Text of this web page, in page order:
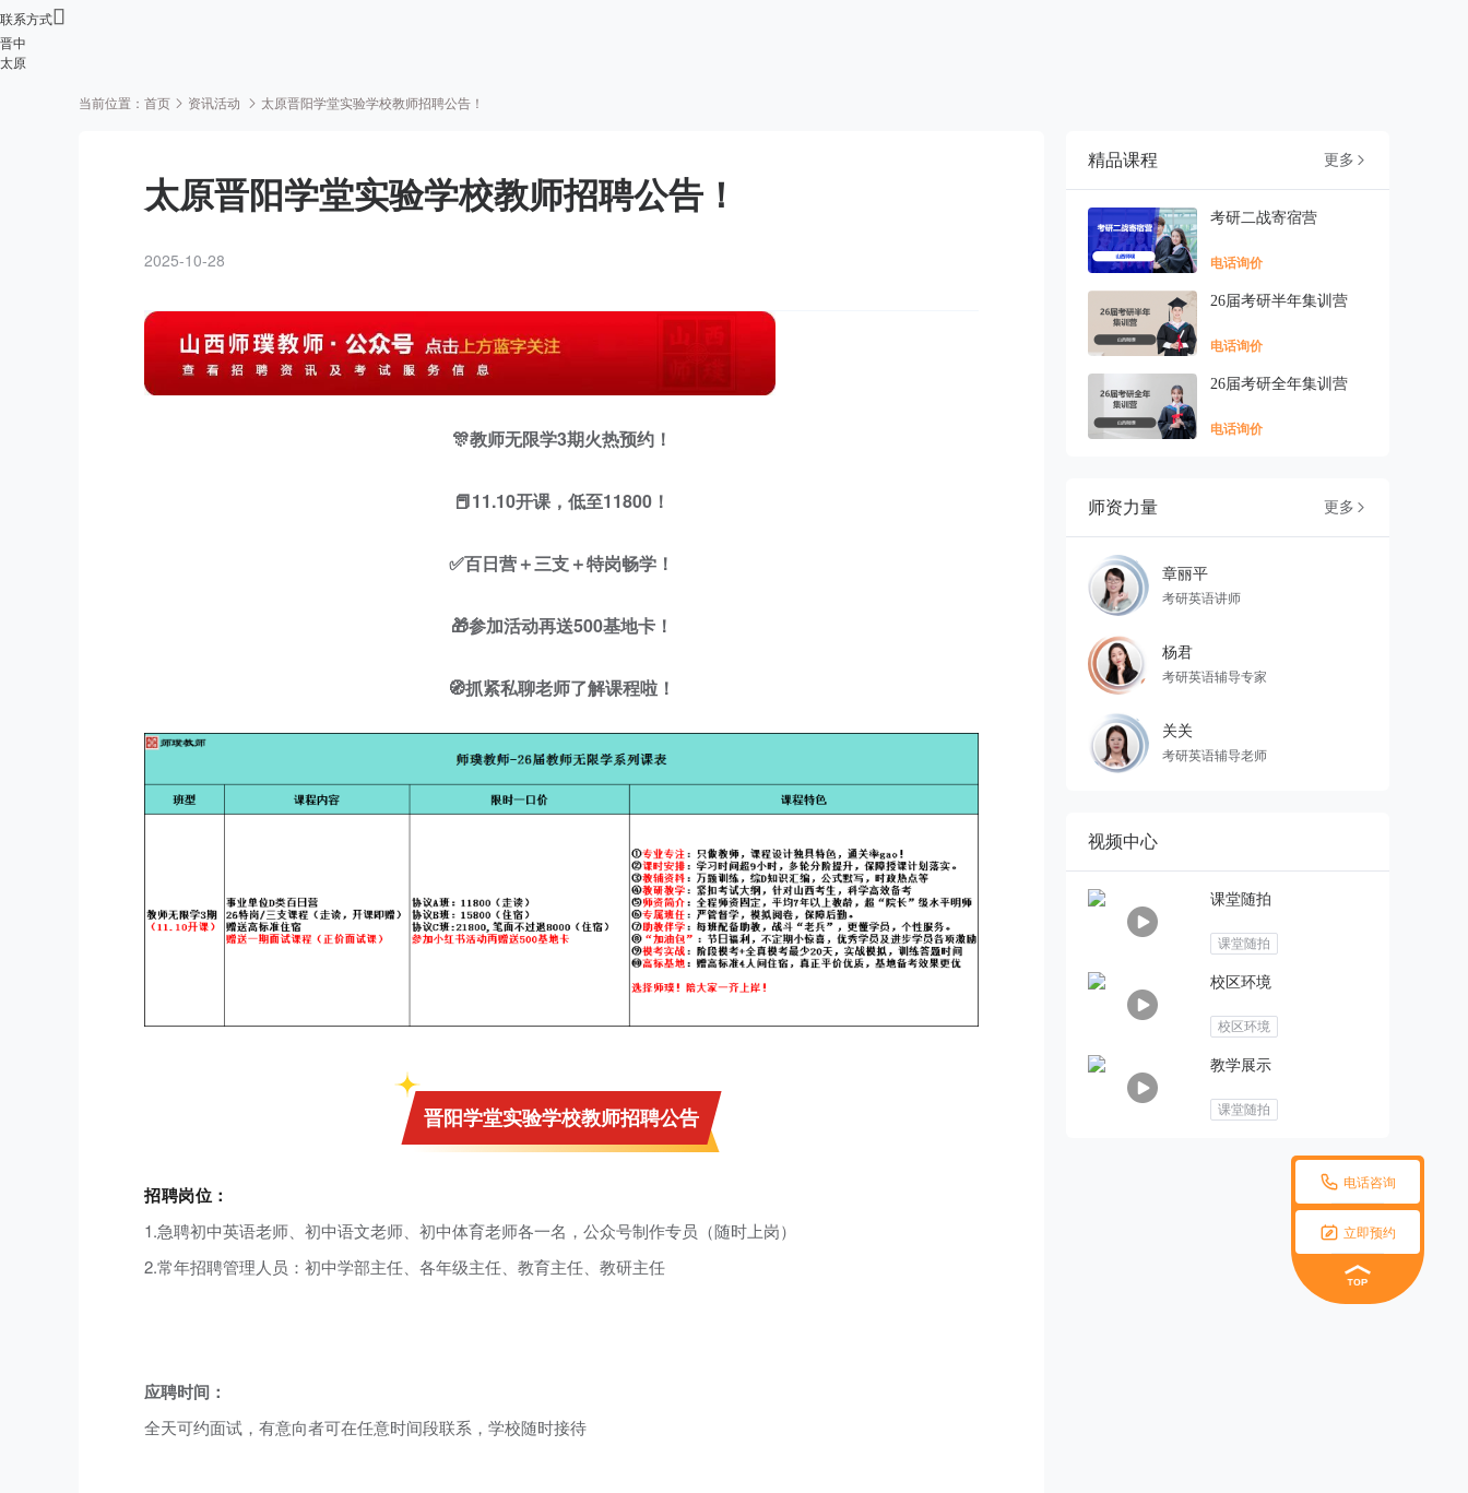
联系方式
晋中
太原
 电话咨询
 立即预约
当前位置： 首页 资讯活动 太原晋阳学堂实验学校教师招聘公告！
太原晋阳学堂实验学校教师招聘公告！
2025-10-28
🎊教师无限学3期火热预约！
📕11.10开课，低至11800！
✅百日营＋三支＋特岗畅学！
🎁参加活动再送500基地卡！
🧭抓紧私聊老师了解课程啦！
晋阳学堂实验学校教师招聘公告
招聘岗位：
1.急聘初中英语老师、初中语文老师、初中体育老师各一名，公众号制作专员（随时上岗）
2.常年招聘管理人员：初中学部主任、各年级主任、教育主任、教研主任
应聘时间：
全天可约面试，有意向者可在任意时间段联系，学校随时接待
精品课程 更多 
考研二战寄宿营
电话询价
26届考研半年集训营
电话询价
26届考研全年集训营
电话询价
师资力量 更多 
章丽平
考研英语讲师
杨君
考研英语辅导专家
关关
考研英语辅导老师
视频中心
课堂随拍
课堂随拍
校区环境
校区环境
教学展示
课堂随拍